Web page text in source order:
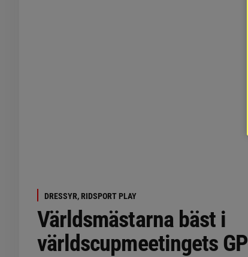
DRESSYR, RIDSPORT PLAY
Världsmästarna bäst i
världscupmeetingets GP